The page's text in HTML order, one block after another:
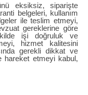
eksiksiz, siparişte
belgeleri, kullanım
ile teslim etmeyi,
gereklerine göre
işi doğruluk ve
hizmet kalitesini
gerekli dikkat ve
hareket etmeyi kabul,